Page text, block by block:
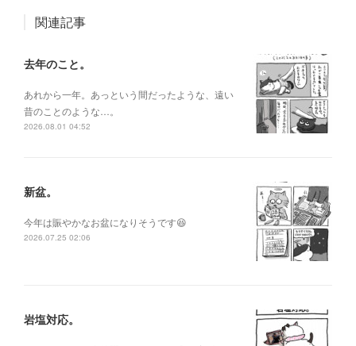
関連記事
去年のこと。
あれから一年。あっという間だったような、遠い
昔のことのような…。
2026.08.01 04:52
新盆。
今年は賑やかなお盆になりそうです😆
2026.07.25 02:06
岩塩対応。